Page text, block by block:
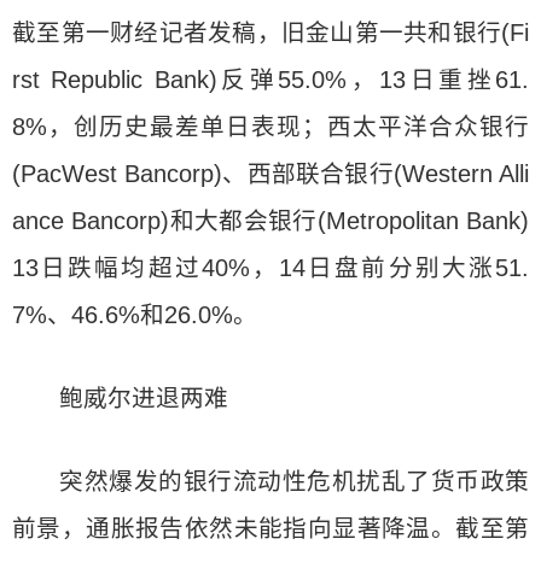
截至第一财经记者发稿，旧金山第一共和银行(Fi
rst Republic Bank)反弹55.0%，13日重挫61.
8%，创历史最差单日表现；西太平洋合众银行
(PacWest Bancorp)、西部联合银行(Western Alli
ance Bancorp)和大都会银行(Metropolitan Bank)
13日跌幅均超过40%，14日盘前分别大涨51.
7%、46.6%和26.0%。
鲍威尔进退两难
突然爆发的银行流动性危机扰乱了货币政策
前景，通胀报告依然未能指向显著降温。截至第